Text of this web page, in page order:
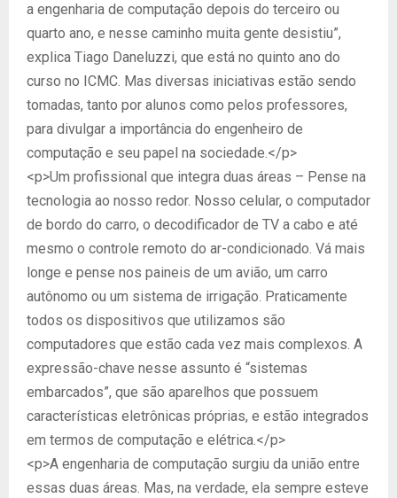
a engenharia de computação depois do terceiro ou
quarto ano, e nesse caminho muita gente desistiu”,
explica Tiago Daneluzzi, que está no quinto ano do
curso no ICMC. Mas diversas iniciativas estão sendo
tomadas, tanto por alunos como pelos professores,
para divulgar a importância do engenheiro de
computação e seu papel na sociedade.</p>
<p>Um profissional que integra duas áreas – Pense na
tecnologia ao nosso redor. Nosso celular, o computador
de bordo do carro, o decodificador de TV a cabo e até
mesmo o controle remoto do ar-condicionado. Vá mais
longe e pense nos paineis de um avião, um carro
autônomo ou um sistema de irrigação. Praticamente
todos os dispositivos que utilizamos são
computadores que estão cada vez mais complexos. A
expressão-chave nesse assunto é “sistemas
embarcados”, que são aparelhos que possuem
características eletrônicas próprias, e estão integrados
em termos de computação e elétrica.</p>
<p>A engenharia de computação surgiu da união entre
essas duas áreas. Mas, na verdade, ela sempre esteve